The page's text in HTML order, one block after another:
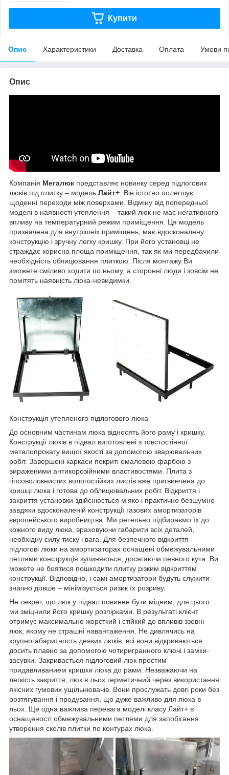
Купити
Опис Характеристики Доставка Оплата Умови
Опис
Компанія Мегалюк представляє новинку серед підлогових
люків під плитку – модель Лайт+ . Він істотно полегшує
щоденні переходи між поверхами. Відміну від попередньої
моделі в наявності утеплення – такий люк не має негативного
впливу на температурний режим приміщення. Ця модель
призначена для внутрішніх приміщень, має вдосконалену
конструкцію і зручну легку кришку. При його установці не
страждає корисна площа приміщення, так як ми передбачили
необхідність облицювання плиткою. Після монтажу Ви
зможете сміливо ходити по ньому, а сторонні люди і зовсім не
помітять наявність люка-невидимки.
Конструкція утепленого підлогового люка
До основним частинам люка відносять його раму і кришку.
Конструкції люків в підвал виготовлені з товстостінної
металопрокату вищої якості за допомогою зварювальних
робіт. Завершені каркаси покриті емалевою фарбою з
вираженими антикорозійними властивостями. Плита з
гіпсоволокнистих вологостійких листів вже пригвинчена до
кришці люка і готова до облицювальних робіт. Відкриття і
закриття установки здійснюється м'яко і практично безшумно
завдяки вдосконаленій конструкції газових амортизаторів
європейського виробництва. Ми ретельно підбираємо їх до
кожного виду люка, враховуючи габарити всіх деталей,
необхідну силу тиску і вага. Для безпечного відкриття
підлогові люки на амортизаторах оснащені обмежувальними
петлями конструкція зупиняється, досягаючи певного кута. Ви
можете не боятися пошкодити плитку різким відкриттям
конструкції. Відповідно, і самі амортизатори будуть служити
значно довше – мінімізується ризик їх розриву.
Не секрет, що люк у підвал повинен бути міцним, для цього
ми зміцнили його кришку розпірками. В результаті клієнт
отримує максимально жорсткий і стійкий до впливів ззовні
люк, якому не страшні навантаження. Не дивлячись на
крупногабаритность деяких люків, всі вони відкриваються
досить плавно за допомогою чотиригранного ключі і замки-
засувки. Закривається підлоговий люк простим
придавливанием кришки люка до рами. Незважаючи на
легкість закриття, люк в льох герметичний через використання
якісних гумових ущільнювачів. Вони прослужать довгі роки без
розтягування і продування, що дуже важливо для люка в
льох. Ще одна важлива перевага моделі класу Лайт+ в
оснащеності обмежувальними петлями для запобігання
утворення сколів плитки по контурах люка.